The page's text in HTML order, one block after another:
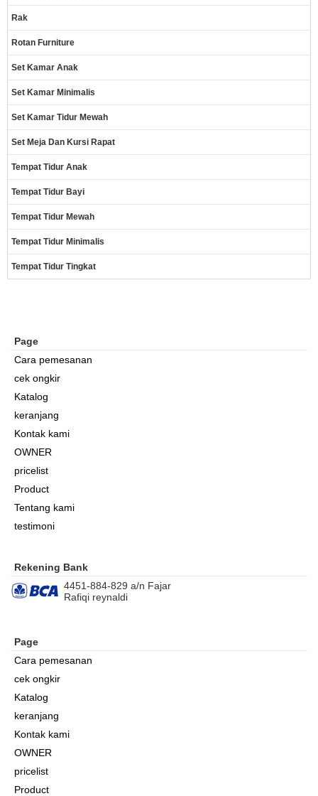
Rak
Rotan Furniture
Set Kamar Anak
Set Kamar Minimalis
Set Kamar Tidur Mewah
Set Meja Dan Kursi Rapat
Tempat Tidur Anak
Tempat Tidur Bayi
Tempat Tidur Mewah
Tempat Tidur Minimalis
Tempat Tidur Tingkat
Page
Cara pemesanan
cek ongkir
Katalog
keranjang
Kontak kami
OWNER
pricelist
Product
Tentang kami
testimoni
Rekening Bank
4451-884-829 a/n Fajar
Rafiqi reynaldi
Page
Cara pemesanan
cek ongkir
Katalog
keranjang
Kontak kami
OWNER
pricelist
Product